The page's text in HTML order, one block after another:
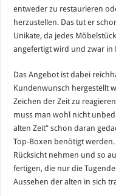
entweder zu restaurieren
herzustellen. Das tut er
Unikate, da jedes
angefertigt wird und zwar in
Das Angebot ist dabei
Kundenwunsch hergestellt
Zeichen der Zeit zu
muss man wohl nicht
alten Zeit“ schon daran
Top-Boxen benötigt
Rücksicht nehmen und so
fertigen, die nur die
Aussehen der alten in sich